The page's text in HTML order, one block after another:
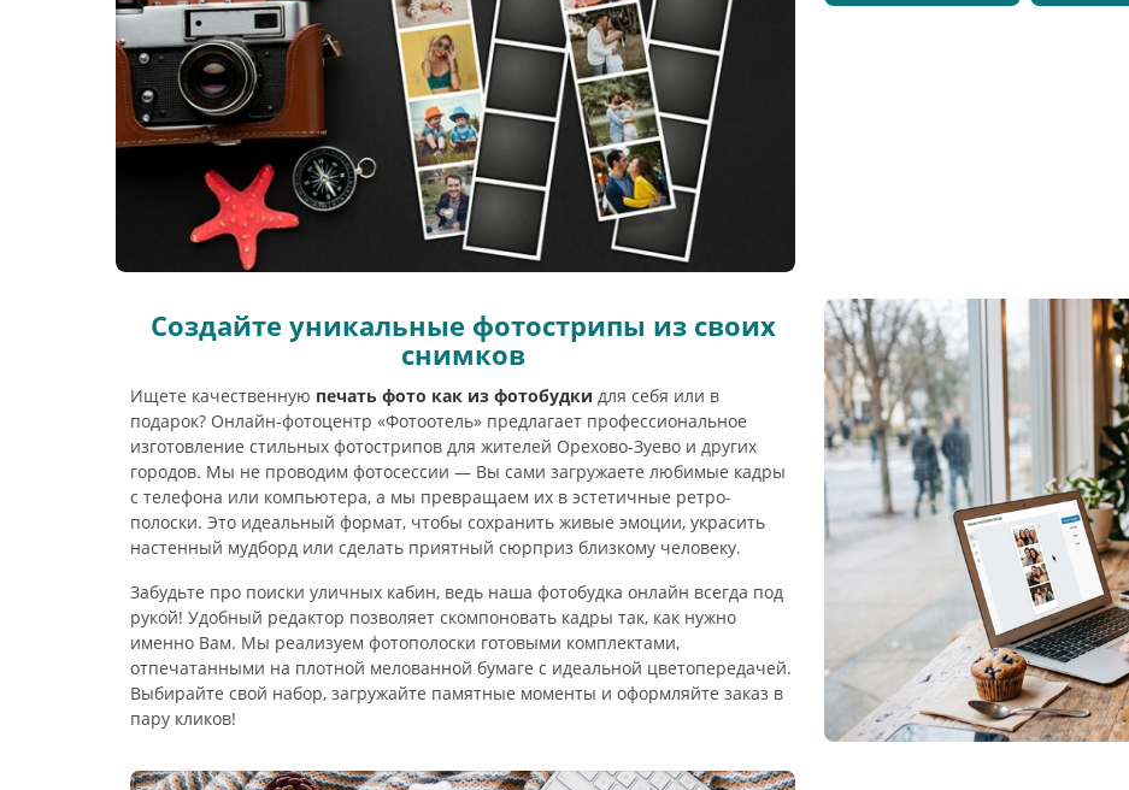
Создайте уникальные фотострипы из своих
снимков
Ищете качественную печать фото как из фотобудки для себя или в
подарок? Онлайн-фотоцентр «Фотоотель» предлагает профессиональное
изготовление стильных фотострипов для жителей Орехово-Зуево и других
городов. Мы не проводим фотосессии — Вы сами загружаете любимые кадры
с телефона или компьютера, а мы превращаем их в эстетичные ретро-
полоски. Это идеальный формат, чтобы сохранить живые эмоции, украсить
настенный мудборд или сделать приятный сюрприз близкому человеку.
Забудьте про поиски уличных кабин, ведь наша фотобудка онлайн всегда под
рукой! Удобный редактор позволяет скомпоновать кадры так, как нужно
именно Вам. Мы реализуем фотополоски готовыми комплектами,
отпечатанными на плотной мелованной бумаге с идеальной цветопередачей.
Выбирайте свой набор, загружайте памятные моменты и оформляйте заказ в
пару кликов!